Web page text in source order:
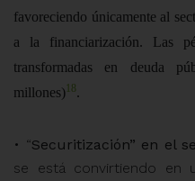
favoreciendo únicamente al
a la financiarización. Las
transformadas en deuda
millones) 18.
• “Securitización” en el
se está convirtiendo en